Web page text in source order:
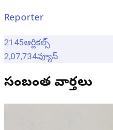
Reporter
2145ఆర్టికల్స్
2,07,734వ్యూస్
సంబంధిత వార్తలు